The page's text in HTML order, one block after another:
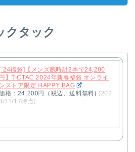
クタック
[`24福袋]【メンズ腕時計2本で24,200
円】TiCTAC 2024年新春福袋 オンライ
ンストア限定 HAPPY BAG
格：24,200円（税込、送料無料) (202
3/11/17時点)